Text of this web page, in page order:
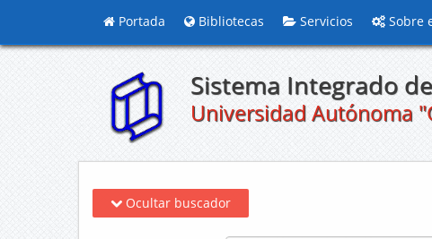
Portada Bibliotecas Servicios Sobre
Sistema Integrado
Universidad Autónoma
Ocultar buscador